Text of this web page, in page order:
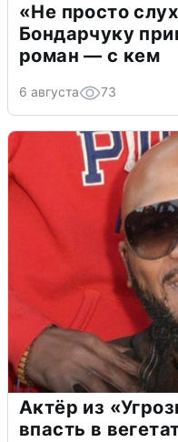
«Не просто
Бондарчуку
роман — с кем
6 августа 73
Актёр из
впасть в